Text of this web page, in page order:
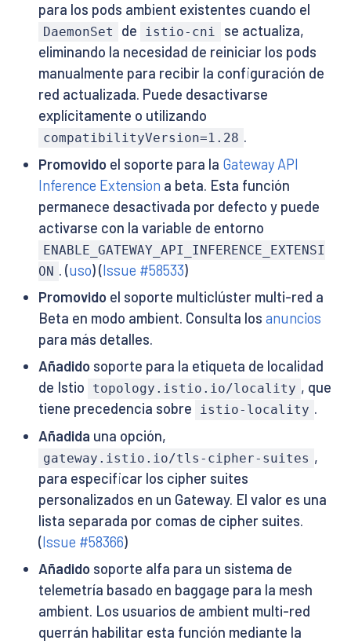
para los pods ambient existentes cuando el
DaemonSet de istio-cni
se actualiza,
eliminando la necesidad de reiniciar los pods
manualmente para recibir la configuración de
red actualizada. Puede desactivarse
explícitamente o utilizando
compatibilityVersion=1.28 .
Promovidoel soporte para la Gateway API
Inference Extension a beta. Esta función
permanece desactivada por defecto y puede
activarse con la variable de entorno
ENABLE_GATEWAY_API_INFERENCE_EXTENSI
ON . (uso) (Issue #58533)
Promovidoel soporte multiclúster multi-red a
Beta en modo ambient. Consulta los anuncios
para más detalles.
Añadidosoporte para la etiqueta de localidad
de Istio
topology.istio.io/locality , que
tiene precedencia sobre
istio-locality .
Añadida una opción,
gateway.istio.io/tls-cipher-suites ,
para especificar los cipher suites
personalizados en un Gateway. El valor es una
lista separada por comas de cipher suites.
(Issue #58366)
Añadidosoporte alfa para un sistema de
telemetría basado en baggage para la mesh
ambient. Los usuarios de ambient multi-red
querrán habilitar esta función mediante la